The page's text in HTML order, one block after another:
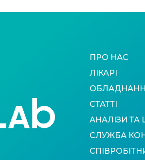
ПРО НАС
ЛІКАРІ
СТАТТІ
АНАЛІЗИ ТА
СЛУЖБА